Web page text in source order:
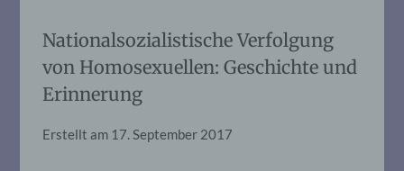
Nationalsozialistische Verfolgung
von Homosexuellen: Geschichte und
Erinnerung
Erstellt am 17. September 2017